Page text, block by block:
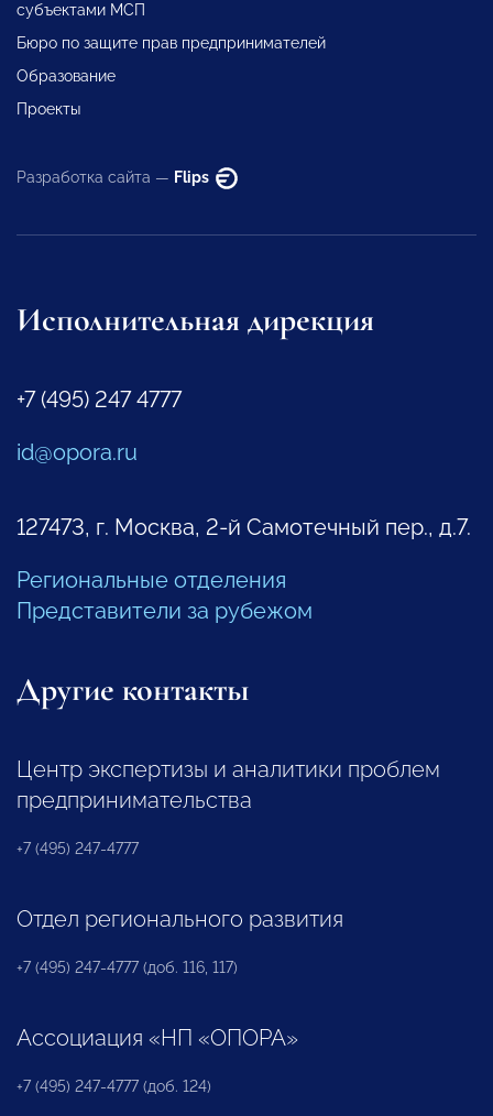
субъектами МСП
Бюро по защите прав предпринимателей
Образование
Проекты
Разработка сайта — Flips
Исполнительная дирекция
+7 (495) 247 4777
id@opora.ru
127473, г. Москва, 2-й Самотечный пер., д.7.
Региональные отделения
Представители за рубежом
Другие контакты
Центр экспертизы и аналитики проблем
предпринимательства
+7 (495) 247-4777
Отдел регионального развития
+7 (495) 247-4777 (доб. 116, 117)
Ассоциация «НП «ОПОРА»
+7 (495) 247-4777 (доб. 124)